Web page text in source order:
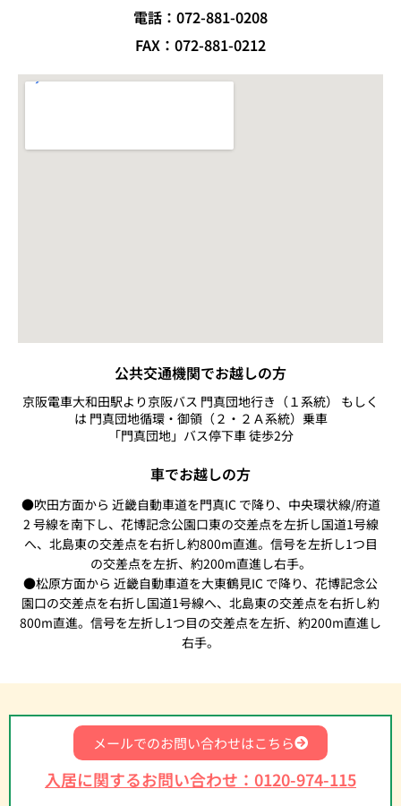
電話：072-881-0208
FAX：072-881-0212
公共交通機関でお越しの方
京阪電車大和田駅より京阪バス 門真団地行き（１系統） もしく
は 門真団地循環・御領（２・２Ａ系統）乗車
「門真団地」バス停下車 徒歩2分
車でお越しの方
●吹田方面から 近畿自動車道を門真IC で降り、中央環状線/府道
2 号線を南下し、花博記念公園口東の交差点を左折し国道1号線
へ、北島東の交差点を右折し約800m直進。信号を左折し1つ目
の交差点を左折、約200m直進し右手。
●松原方面から 近畿自動車道を大東鶴見IC で降り、花博記念公
園口の交差点を右折し国道1号線へ、北島東の交差点を右折し約
800m直進。信号を左折し1つ目の交差点を左折、約200m直進し
右手。
メールでのお問い合わせはこちら
入居に関するお問い合わせ：0120-974-115